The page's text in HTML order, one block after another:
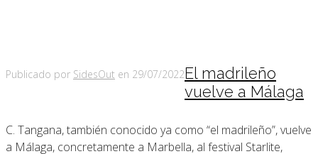
Publicado por SidesOut en 29/07/2022El madrileño
vuelve a Málaga
C. Tangana, también conocido ya como “el madrileño”, vuelve
a Málaga, concretamente a Marbella, al festival Starlite,